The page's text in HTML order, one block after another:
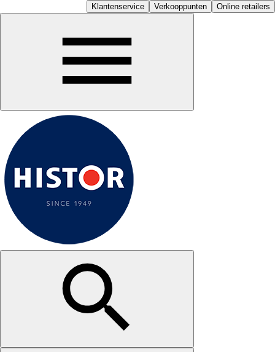
Klantenservice Verkooppunten Online retailers